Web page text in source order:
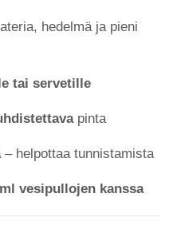
hedelmä ja pieni
tai servetille
pinta
– helpottaa tunnistamista
vesipullojen kanssa